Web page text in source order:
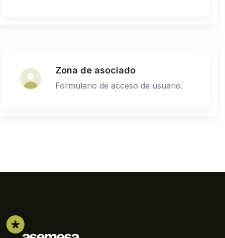
Zona de asociado
Formulario de acceso de usuario.